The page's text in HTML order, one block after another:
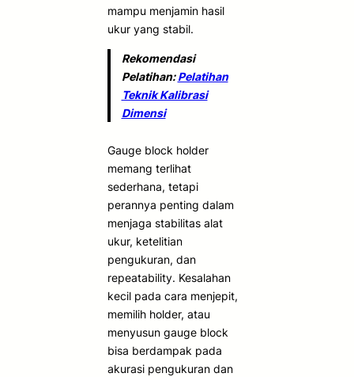
mampu menjamin hasil
ukur yang stabil.
Rekomendasi
Pelatihan:Pelatihan
Teknik Kalibrasi
Dimensi
Gauge block holder
memang terlihat
sederhana, tetapi
perannya penting dalam
menjaga stabilitas alat
ukur, ketelitian
pengukuran, dan
repeatability. Kesalahan
kecil pada cara menjepit,
memilih holder, atau
menyusun gauge block
bisa berdampak pada
akurasi pengukuran dan